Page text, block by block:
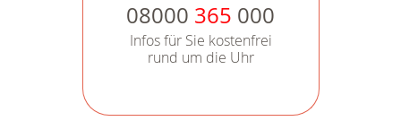
08000 365 000
Infos für Sie kostenfrei
rund um die Uhr